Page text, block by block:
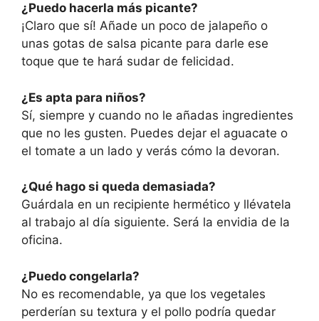
¿Puedo hacerla más picante?
¡Claro que sí! Añade un poco de jalapeño o
unas gotas de salsa picante para darle ese
toque que te hará sudar de felicidad.
¿Es apta para niños?
Sí, siempre y cuando no le añadas ingredientes
que no les gusten. Puedes dejar el aguacate o
el tomate a un lado y verás cómo la devoran.
¿Qué hago si queda demasiada?
Guárdala en un recipiente hermético y llévatela
al trabajo al día siguiente. Será la envidia de la
oficina.
¿Puedo congelarla?
No es recomendable, ya que los vegetales
perderían su textura y el pollo podría quedar